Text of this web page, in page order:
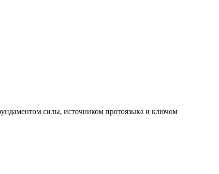
силы, источником протоязыка и ключом